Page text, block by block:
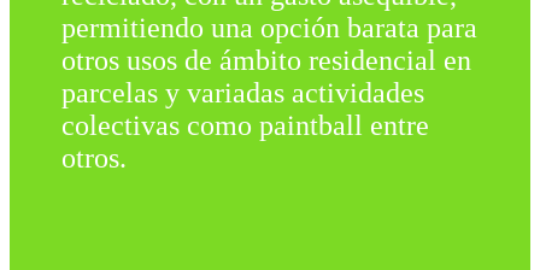
permitiendo una opción barata para
otros usos de ámbito residencial en
parcelas y variadas actividades
colectivas como paintball entre
otros.